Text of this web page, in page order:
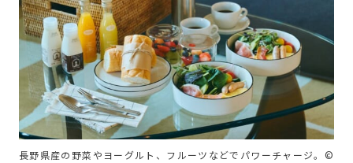
長野県産の野菜やヨーグルト、フルーツなどでパワーチャージ。©